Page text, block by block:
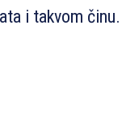
i takvom činu.